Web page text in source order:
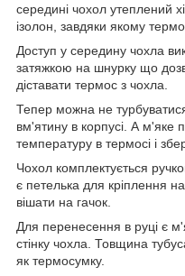
середині чохол утеплений
ізолон, завдяки якому
Доступ у середину чохла
затяжкою на шнурку що
діставати термос з чохла.
Тепер можна не
вм'ятину в корпусі. А м'яке
температуру в термосі і
Чохол комплектується
є петелька для кріплення
вішати на гачок.
Для перенесення в руці є
стінку чохла. Товщина
як термосумку.